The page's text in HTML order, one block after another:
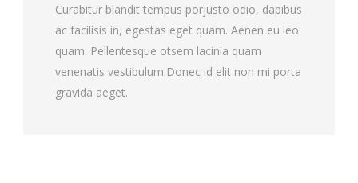
Curabitur blandit tempus porjusto odio, dapibus
ac facilisis in, egestas eget quam. Aenen eu leo
quam. Pellentesque otsem lacinia quam
venenatis vestibulum.Donec id elit non mi porta
gravida aeget.